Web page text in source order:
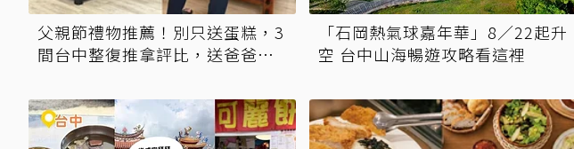
父親節禮物推薦！別只送蛋糕，3
間台中整復推拿評比，送爸爸最
「石岡熱氣球嘉年華」8／22起升
空 台中山海暢遊攻略看這裡